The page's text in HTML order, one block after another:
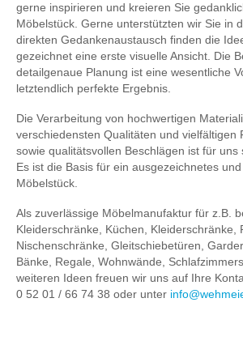
gerne inspirieren und kreieren Sie
Möbelstück. Gerne unterstützten wir Sie in
direkten Gedankenaustausch finden die
gezeichnet eine erste visuelle Ansicht. Die
detailgenaue Planung ist eine wesentliche
letztendlich perfekte Ergebnis.
Die Verarbeitung von hochwertigen
verschiedensten Qualitäten und vielfältigen
sowie qualitätsvollen Beschlägen ist für uns
Es ist die Basis für ein ausgezeichnetes
Möbelstück.
Als zuverlässige Möbelmanufaktur für z.B.
Kleiderschränke, Küchen, Kleiderschränke,
Nischenschränke, Gleitschiebetüren,
Bänke, Regale, Wohnwände,
weiteren Ideen freuen wir uns auf Ihre
0 52 01 / 66 74 38 oder unter